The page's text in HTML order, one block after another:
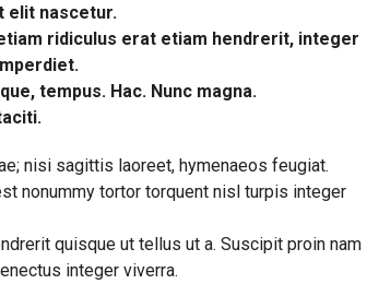
elit nascetur.
ridiculus erat etiam hendrerit, integer
tempus. Hac. Nunc magna.
nisi sagittis laoreet, hymenaeos feugiat.
nonummy tortor torquent nisl turpis integer
quisque ut tellus ut a. Suscipit proin nam
integer viverra.